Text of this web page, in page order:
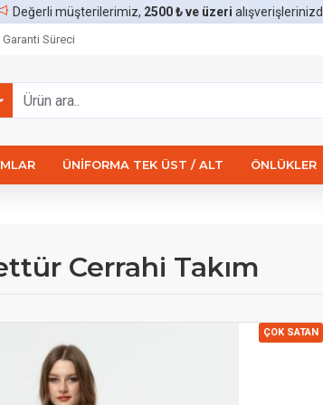
Değerli müşterilerimiz, 2500 ₺ ve üzeri
Garanti Süreci
ÜNIFORMA TEK ÜST / ALT ÖNLÜKLER
Cerrahi Takım
ÇOK SATAN